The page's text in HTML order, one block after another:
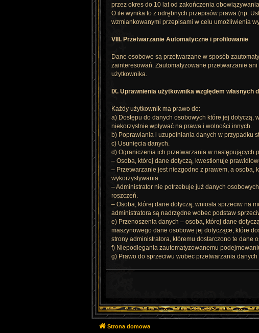
przez okres do 10 lat od zakończenia
O ile wynika to z odrębnych przepisów prawa (np.
wzmiankowanymi przepisami w celu umożliwienia
VIII. Przetwarzanie Automatyczne i profilowanie
Dane osobowe są przetwarzane w sposób
zainteresowań. Zautomatyzowane przetwarzanie
użytkownika.
IX. Uprawnienia użytkownika względem własnych
Każdy użytkownik ma prawo do:
a) Dostępu do danych osobowych które jej dotyczą,
niekorzystnie wpływać na prawa i wolności innych.
b) Poprawiania i uzupełniania danych w przypadku
c) Usunięcia danych.
d) Ograniczenia ich przetwarzania w następujących
– Osoba, której dane dotyczą, kwestionuje
– Przetwarzanie jest niezgodne z prawem, a
wykorzystywania.
– Administrator nie potrzebuje już danych
roszczeń.
– Osoba, której dane dotyczą, wniosła sprzeciw na
administratora są nadrzędne wobec podstaw
e) Przenoszenia danych – osoba, której dane
maszynowego dane osobowe jej dotyczące, które
strony administratora, któremu dostarczono te dane
f) Niepodlegania zautomatyzowanemu
g) Prawo do sprzeciwu wobec przetwarzania danych
Strona domowa